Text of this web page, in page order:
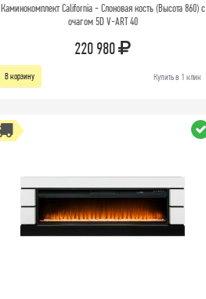
Каминокомплект California - Слоновая кость (Высота 860) с
очагом 5D V-ART 40
220 980
В корзину Купить в 1 клик